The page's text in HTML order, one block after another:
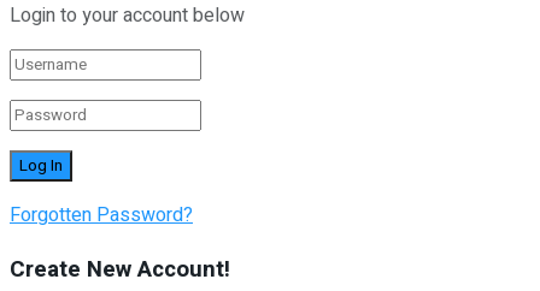
Login to your account below
Forgotten Password?
Create New Account!